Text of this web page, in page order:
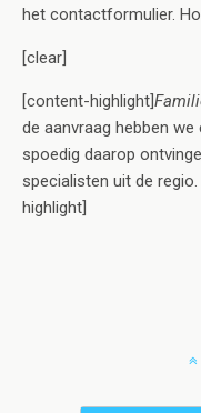
het contactformulier.
[clear]
[content-highlight]
de aanvraag hebben
spoedig daarop
specialisten uit de
highlight]